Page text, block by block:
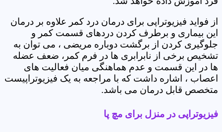
از فواید فیزیوتراپی برای درمان درد کمر علاوه بر درمان
این بیماری و برطرف کردن دردهای قسمت کمر و
جلوگیری کردن از برگشت دوباره مریضی ، می توان به
تشخیص برخی از نابرابری ها در فرم کمر، ضعف عضله
ها در این قسمت و عدم هماهنگی میان فعالیت های
اعصاب ، اشاره داشت که با مراجعه به یک فیزیوتراپیست
متخصص قابل درمان می باشد.
فیزیوتراپی در منزل برای مچ پا